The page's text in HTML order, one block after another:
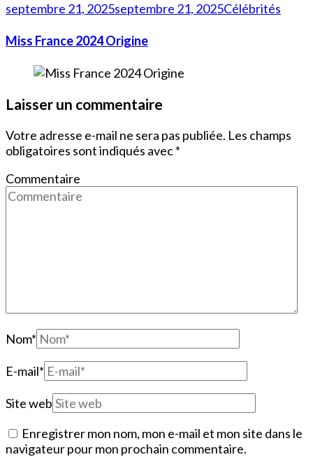
septembre 21, 2025septembre 21, 2025Célébrités
Miss France 2024 Origine
Laisser un commentaire
Votre adresse e-mail ne sera pas publiée. Les champs
obligatoires sont indiqués avec*
Commentaire
Nom*
E-mail*
Site web
Enregistrer mon nom, mon e-mail et mon site dans le
navigateur pour mon prochain commentaire.